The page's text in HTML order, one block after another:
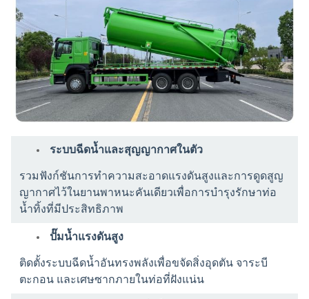
ระบบฉีดน้ำและสุญญากาศในตัว
รวมฟังก์ชันการทำความสะอาดแรงดันสูงและการดูดสูญ
ญากาศไว้ในยานพาหนะคันเดียวเพื่อการบำรุงรักษาท่อ
น้ำทิ้งที่มีประสิทธิภาพ
ปั๊มน้ำแรงดันสูง
ติดตั้งระบบฉีดน้ำอันทรงพลังเพื่อขจัดสิ่งอุดตัน จาระบี
ตะกอน และเศษซากภายในท่อที่ฝังแน่น